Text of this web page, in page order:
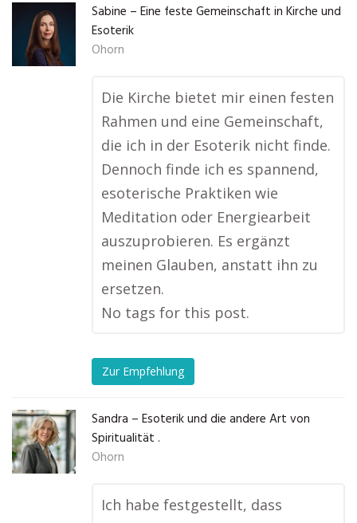
Sabine – Eine feste Gemeinschaft in Kirche und
Esoterik
Ohorn
Die Kirche bietet mir einen festen
Rahmen und eine Gemeinschaft,
die ich in der Esoterik nicht finde.
Dennoch finde ich es spannend,
esoterische Praktiken wie
Meditation oder Energiearbeit
auszuprobieren. Es ergänzt
meinen Glauben, anstatt ihn zu
ersetzen.
No tags for this post.
Zur Empfehlung
Sandra – Esoterik und die andere Art von
Spiritualität .
Ohorn
Ich habe festgestellt, dass